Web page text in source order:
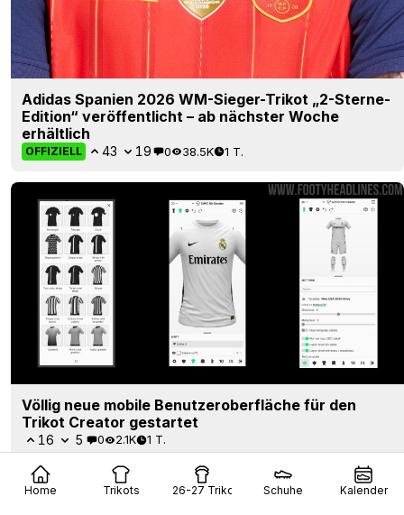
Home Trikots 26-27 Trikots Schuhe Kalender
Adidas Spanien 2026 WM-Sieger-Trikot „2-Sterne-
Edition“ veröffentlicht – ab nächster Woche
erhältlich
OFFIZIELL 43 19 0 38.5K 1 T.
Völlig neue mobile Benutzeroberfläche für den
Trikot Creator gestartet
16 5 0 2.1K 1 T.